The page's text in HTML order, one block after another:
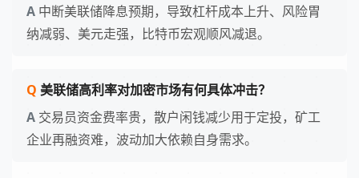
中断美联储降息预期，导致杠杆成本上升、风险胃
纳减弱、美元走强，比特币宏观顺风减退。
美联储高利率对加密市场有何具体冲击？
交易员资金费率贵，散户闲钱减少用于定投，矿工
企业再融资难，波动加大依赖自身需求。